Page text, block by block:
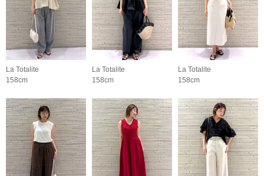
La Totalite
158cm
La Totalite
158cm
La Totalite
158cm